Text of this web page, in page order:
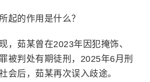
起的作用是什么？
，茹某曾在2023年因犯掩饰、
被判处有期徒刑，2025年6月刑
会后，茹某再次误入歧途。